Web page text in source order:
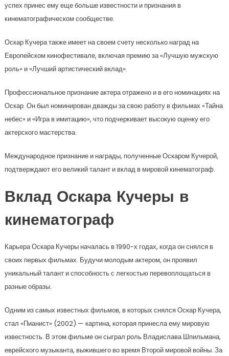
успех принес ему еще больше известности и признания в
кинематографическом сообществе.
Оскар Кучера также имеет на своем счету несколько наград на
Европейском кинофестивале, включая премию за «Лучшую мужскую
роль» и «Лучший артистический вклад».
Профессиональное признание актера отражено и в его номинациях на
Оскар. Он был номинирован дважды за свою работу в фильмах «Тайна
небес» и «Игра в имитацию», что подчеркивает высокую оценку его
актерского мастерства.
Международное признание и награды, полученные Оскаром Кучерой,
подтверждают его великий талант и вклад в мировой кинематограф.
Вклад Оскара Кучеры в
кинематограф
Карьера Оскара Кучеры началась в 1990-х годах, когда он снялся в
своих первых фильмах. Будучи молодым актером, он проявил
уникальный талант и способность с легкостью перевоплощаться в
разные образы.
Одним из самых известных фильмов, в которых снялся Оскар Кучера,
стал «Пианист» (2002) — картина, которая принесла ему мировую
известность. В этом фильме он сыграл роль Владислава Шпильмана,
еврейского музыканта, выжившего во время Второй мировой войны. За